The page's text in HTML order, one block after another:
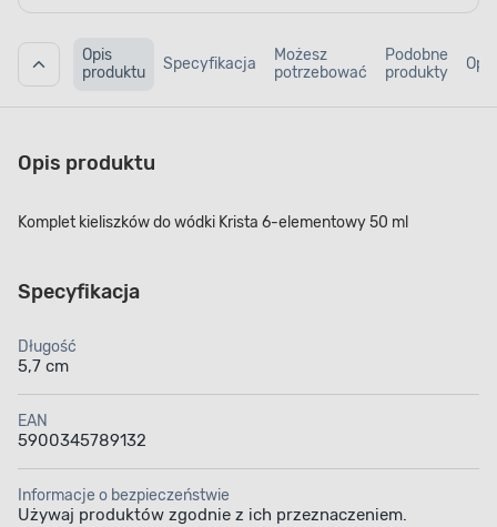
Opis
produktu
Specyfikacja
Możesz
potrzebować
Podobne
produkty
Opis produktu
Komplet kieliszków do wódki Krista 6-elementowy 50 ml
Specyfikacja
Długość
5,7 cm
EAN
5900345789132
Informacje o bezpieczeństwie
Używaj produktów zgodnie z ich przeznaczeniem.